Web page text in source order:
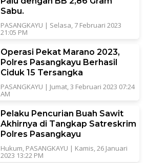
Sabu.
PASANGKAYU | Selasa, 7 Februari 2023
21:05 PM
Operasi Pekat Marano 2023,
Polres Pasangkayu Berhasil
Ciduk 15 Tersangka
PASANGKAYU | Jumat, 3 Februari 2023 07:24
AM
Pelaku Pencurian Buah Sawit
Akhirnya di Tangkap Satreskrim
Polres Pasangkayu
Hukum, PASANGKAYU | Kamis, 26 Januari
2023 13:22 PM